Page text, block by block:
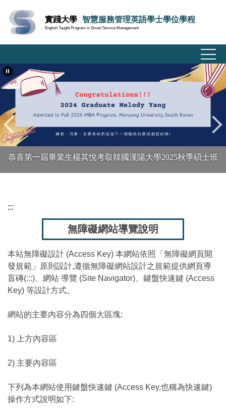
到
主
要
容
區
實踐大學 智慧服務管理英語學士學位學程
English Taught Program in Smart Service Management
恭喜第一屆畢業生楊其悅考取韓國漢陽大學2025秋季碩士班
:::
無障礙網站導覽說明
本站無障礙設計 (Access Key) 本網站依照「無障礙網頁開
發規範」原則設計,遵循無障礙網站設計之規範提供網頁導
盲磚(:::)、網站 導覽 (Site Navigator)、鍵盤快速鍵 (Access
Key) 等設計方式。
網站的主要內容分為四個大區塊:
1) 上方內容區
2) 主要內容區
下列為本網站使用鍵盤快速鍵 (Access Key,也稱為快速鍵)
操作方式說明如下: